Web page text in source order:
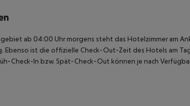
ab 04:00 Uhr morgens steht das Hotelzimmer am
Ebenso ist die offizielle Check-Out-Zeit des Hotels am
Check-In bzw. Spät-Check-Out können je nach